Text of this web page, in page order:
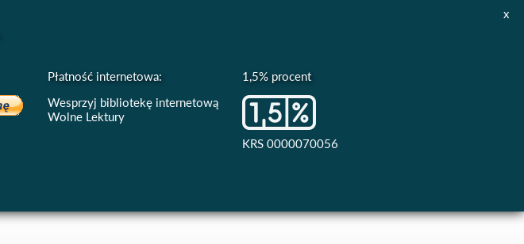
Płatność internetowa:
Wesprzyj bibliotekę internetową
Wolne Lektury
1,5% procent
KRS 0000070056
x